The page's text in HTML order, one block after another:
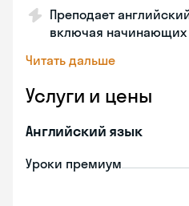
Преподает
включая начинающих
Читать дальше
Услуги и цены
Английский язык
Уроки премиум